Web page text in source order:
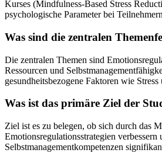
Kurses (Mindfulness-Based Stress
psychologische Parameter bei
Was sind die zentralen
Die zentralen Themen sind
Ressourcen und
gesundheitsbezogene Faktoren wie
Was ist das primäre Ziel der
Ziel ist es zu belegen, ob sich durch das
Emotionsregulationsstrategien verbessern
Selbstmanagementkompetenzen